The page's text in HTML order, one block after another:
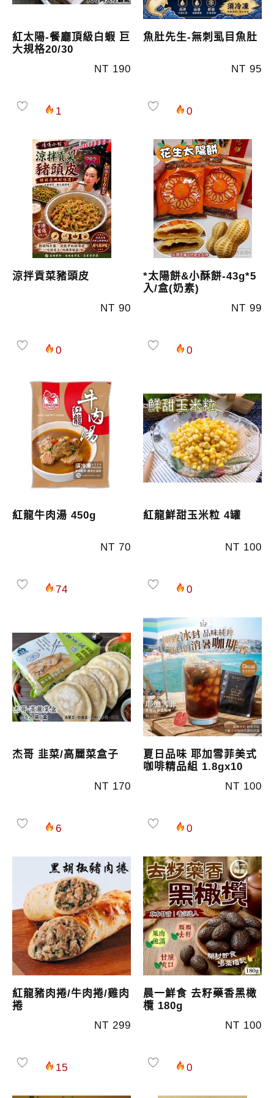
紅太陽-餐廳頂級白蝦 巨
大規格20/30
NT 190
1
魚肚先生-無刺虱目魚肚
NT 95
0
涼拌貢菜豬頭皮
NT 90
0
*太陽餅&小酥餅-43g*5
入/盒(奶素)
NT 99
0
紅龍牛肉湯 450g
NT 70
74
紅龍鮮甜玉米粒 4罐
NT 100
0
杰哥 韭菜/高麗菜盒子
NT 170
6
夏日品味 耶加雪菲美式
咖啡精品組 1.8gx10
NT 100
0
紅龍豬肉捲/牛肉捲/雞肉
捲
NT 299
15
晨一鮮食 去籽藥香黑橄
欖 180g
NT 100
0